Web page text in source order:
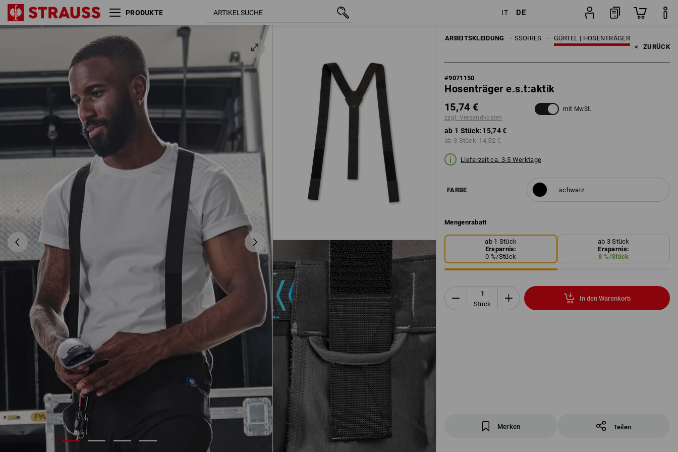
PRODUKTE IT DE
01 /
ARBEITSKLEIDUNG GÜRTEL | HOSENTRÄGER
ACCESSOIRES
HERREN
< ZURÜCK
#9071150
Hosenträger e.s.t:aktik
15,74 €
zzgl. Versandkosten
mit MwSt.
ab 1 Stück: 15,74 €
ab 3 Stück: 14,52 €
Lieferzeit ca. 3-5 Werktage
FARBE schwarz
Mengenrabatt
ab 1 Stück
Ersparnis:
0 %/Stück
ab 3 Stück
Ersparnis:
8 %/Stück
Stück
In den Warenkorb
Merken Teilen
Hosenträger e.s.t:aktik schwarz 15,74 €